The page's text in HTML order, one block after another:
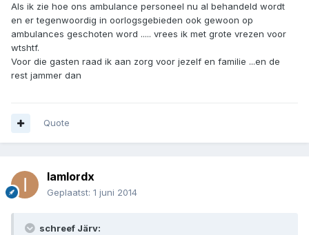
Als ik zie hoe ons ambulance personeel nu al behandeld wordt
en er tegenwoordig in oorlogsgebieden ook gewoon op
ambulances geschoten word ..... vrees ik met grote vrezen voor
wtshtf.
Voor die gasten raad ik aan zorg voor jezelf en familie ...en de
rest jammer dan
Quote
Iamlordx
Geplaatst: 1 juni 2014
schreef Järv: